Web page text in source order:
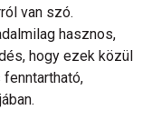
van szó.
hasznos,
hogy ezek közül